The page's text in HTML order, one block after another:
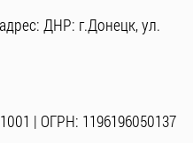
ДНР: г.Донецк, ул.
| ОГРН: 1196196050137